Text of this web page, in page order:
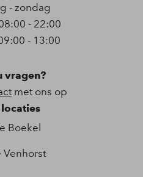
- zondag
- 22:00
- 13:00
vragen?
met ons op
Boekel
Venhorst